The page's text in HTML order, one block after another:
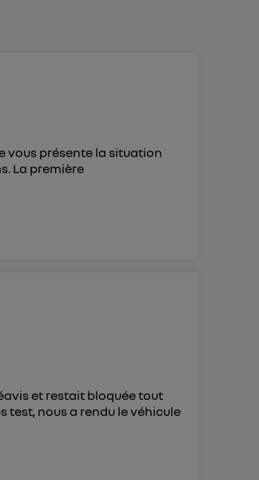
vous présente la situation
La première
et restait bloquée tout
test, nous a rendu le véhicule